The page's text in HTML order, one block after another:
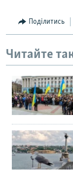
Поділитись
Читайте